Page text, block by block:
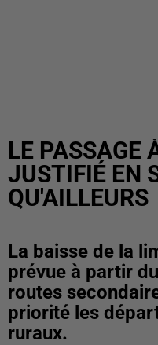
LE PASSAGE
JUSTIFIÉ EN
QU'AILLEURS
La baisse de la
prévue à partir
routes
priorité les
ruraux.